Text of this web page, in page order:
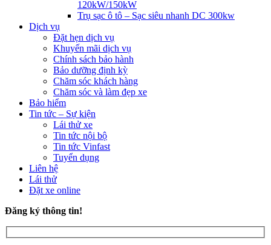
120kW/150kW
Trụ sạc ô tô – Sạc siêu nhanh DC 300kw
Dịch vụ
Đặt hẹn dịch vụ
Khuyến mãi dịch vụ
Chính sách bảo hành
Bảo dưỡng định kỳ
Chăm sóc khách hàng
Chăm sóc và làm đẹp xe
Bảo hiểm
Tin tức – Sự kiện
Lái thử xe
Tin tức nội bộ
Tin tức Vinfast
Tuyển dụng
Liên hệ
Lái thử
Đặt xe online
Đăng ký thông tin!